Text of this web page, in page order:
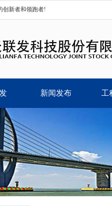
创新者和领跑者!
新闻发布 工